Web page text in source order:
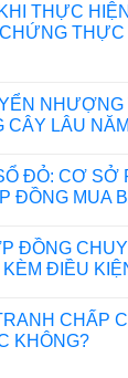
THỰC
THỰC
NHƯỢNG
CÂY LÂU NĂM
ĐỎ: CƠ SỞ
ĐỒNG MUA
ĐỒNG
ĐIỀU
CHẤP
KHÔNG?